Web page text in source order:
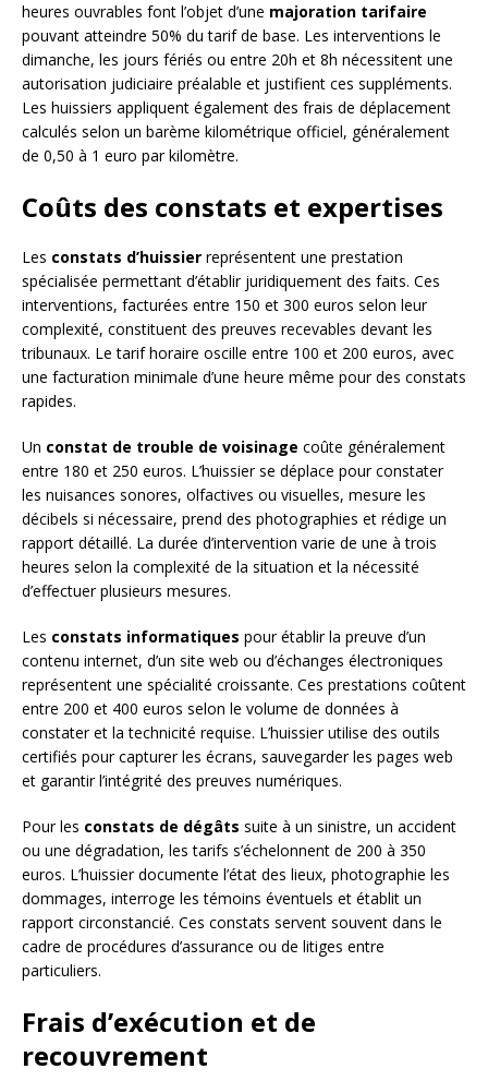
heures ouvrables font l’objet d’une majoration tarifaire
pouvant atteindre 50% du tarif de base. Les interventions le
dimanche, les jours fériés ou entre 20h et 8h nécessitent une
autorisation judiciaire préalable et justifient ces suppléments.
Les huissiers appliquent également des frais de déplacement
calculés selon un barème kilométrique officiel, généralement
de 0,50 à 1 euro par kilomètre.
Coûts des constats et expertises
Les constats d’huissier représentent une prestation
spécialisée permettant d’établir juridiquement des faits. Ces
interventions, facturées entre 150 et 300 euros selon leur
complexité, constituent des preuves recevables devant les
tribunaux. Le tarif horaire oscille entre 100 et 200 euros, avec
une facturation minimale d’une heure même pour des constats
rapides.
Un constat de trouble de voisinage coûte généralement
entre 180 et 250 euros. L’huissier se déplace pour constater
les nuisances sonores, olfactives ou visuelles, mesure les
décibels si nécessaire, prend des photographies et rédige un
rapport détaillé. La durée d’intervention varie de une à trois
heures selon la complexité de la situation et la nécessité
d’effectuer plusieurs mesures.
Les constats informatiques pour établir la preuve d’un
contenu internet, d’un site web ou d’échanges électroniques
représentent une spécialité croissante. Ces prestations coûtent
entre 200 et 400 euros selon le volume de données à
constater et la technicité requise. L’huissier utilise des outils
certifiés pour capturer les écrans, sauvegarder les pages web
et garantir l’intégrité des preuves numériques.
Pour les constats de dégâts suite à un sinistre, un accident
ou une dégradation, les tarifs s’échelonnent de 200 à 350
euros. L’huissier documente l’état des lieux, photographie les
dommages, interroge les témoins éventuels et établit un
rapport circonstancié. Ces constats servent souvent dans le
cadre de procédures d’assurance ou de litiges entre
particuliers.
Frais d’exécution et de
recouvrement